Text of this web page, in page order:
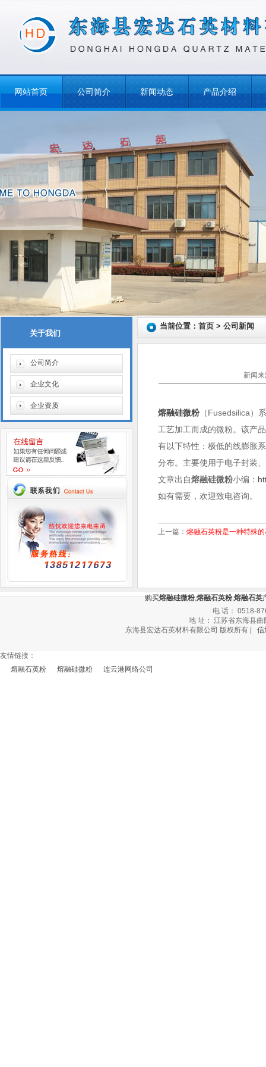
网站首页 公司简介 新闻动态 产品介绍
关于我们
公司简介
企业文化
企业资质
当前位置：首页 > 公司新闻
新闻
熔融硅微粉（Fusedsilica）
工艺加工而成的微粉。该产
有以下特性：极低的线膨胀
分布。主要使用于电子封装
文章出自熔融硅微粉小编：
如有需要，欢迎致电咨询。
上一篇：熔融石英粉是一种特殊
购买熔融硅微粉,熔融石英粉,熔融石英
电 话： 0518-
地 址： 江苏省东海县
东海县宏达石英材料有限公司 版权所有 |信
友情链接：
熔融石英粉
熔融硅微粉 连云港网络公司